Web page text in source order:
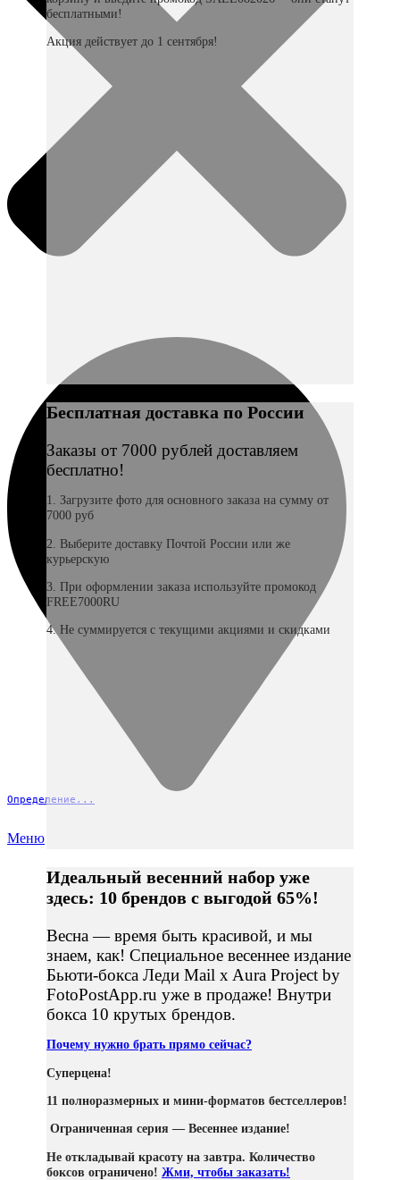
Определение...
Меню
бесплатными!
Акция действует до 1 сентября!
Бесплатная доставка по России
Заказы от 7000 рублей доставляем
бесплатно!
1. Загрузите фото для основного заказа на сумму от
7000 руб
2. Выберите доставку Почтой России или же
курьерскую
3. При оформлении заказа используйте промокод
FREE7000RU
4. Не суммируется с текущими акциями и скидками
Идеальный весенний набор уже
здесь: 10 брендов с выгодой 65%!
Весна — время быть красивой, и мы
знаем, как! Специальное весеннее издание
Бьюти-бокса Леди Mail x Aura Project by
FotoPostApp.ru уже в продаже! Внутри
бокса 10 крутых брендов.
Почему нужно брать прямо сейчас?
Суперцена!
11 полноразмерных и мини-форматов бестселлеров!
Ограниченная серия — Весеннее издание!
Не откладывай красоту на завтра. Количество
боксов ограничено! Жми, чтобы заказать!